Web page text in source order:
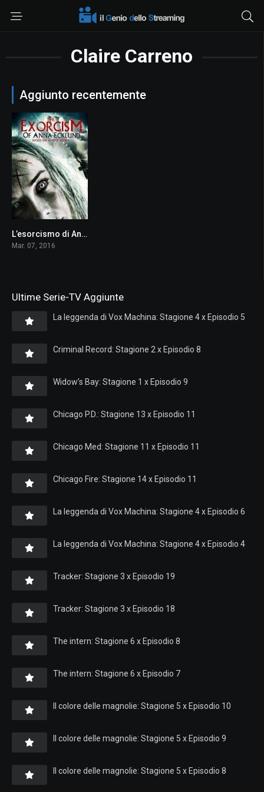
Claire Carreno
Aggiunto recentemente
2.5L’esorcismo di Anna Ecklund
Mar. 07, 2016
Ultime Serie-TV Aggiunte
La leggenda di Vox Machina: Stagione 4 x Episodio 5
Criminal Record: Stagione 2 x Episodio 8
Widow’s Bay: Stagione 1 x Episodio 9
Chicago P.D.: Stagione 13 x Episodio 11
Chicago Med: Stagione 11 x Episodio 11
Chicago Fire: Stagione 14 x Episodio 11
La leggenda di Vox Machina: Stagione 4 x Episodio 6
La leggenda di Vox Machina: Stagione 4 x Episodio 4
Tracker: Stagione 3 x Episodio 19
Tracker: Stagione 3 x Episodio 18
The intern: Stagione 6 x Episodio 8
The intern: Stagione 6 x Episodio 7
Il colore delle magnolie: Stagione 5 x Episodio 10
Il colore delle magnolie: Stagione 5 x Episodio 9
Il colore delle magnolie: Stagione 5 x Episodio 8